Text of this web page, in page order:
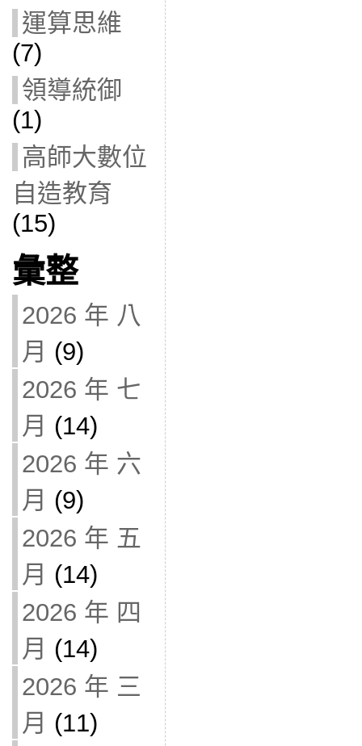
運算思維
(7)
領導統御
(1)
高師大數位
自造教育
(15)
彙整
2026 年 八
月 (9)
2026 年 七
月 (14)
2026 年 六
月 (9)
2026 年 五
月 (14)
2026 年 四
月 (14)
2026 年 三
月 (11)